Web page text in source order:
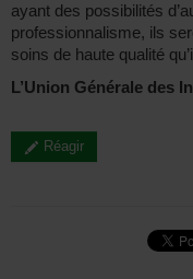
ayant des possibilités
professionnalisme, ils
soins de haute qualité
L’Union Générale des
Réagir